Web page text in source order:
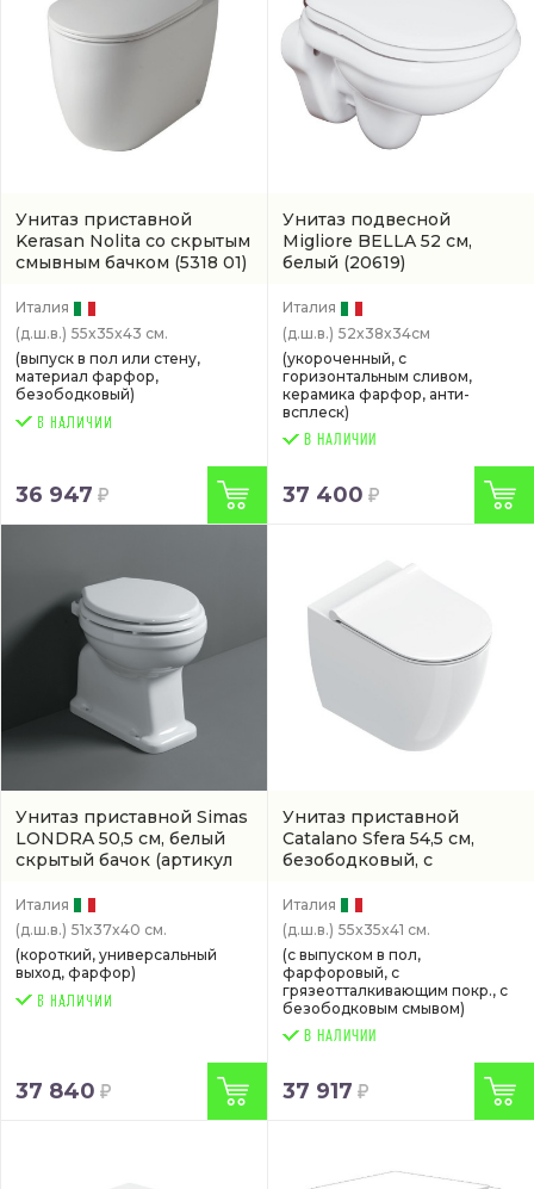
Унитаз приставной
Kerasan Nolita со скрытым
смывным бачком (5318 01)
Италия
(д.ш.в.) 55x35x43 см.
(выпуск в пол или стену,
материал фарфор,
безободковый)
36 947
Унитаз подвесной
Migliore BELLA 52 см,
белый (20619)
Италия
(д.ш.в.) 52x38x34см
(укороченный, с
горизонтальным сливом,
керамика фарфор, анти-
всплеск)
В НАЛИЧИИ
37 400
Унитаз приставной Simas
LONDRA 50,5 см, белый
скрытый бачок (артикул
Италия
(д.ш.в.) 51x37x40 см.
(короткий, универсальный
выход, фарфор)
37 840
Унитаз приставной
Catalano Sfera 54,5 см,
безободковый, с
встроенным в стену
бачком(0514550001)
Италия
(д.ш.в.) 55x35x41 см.
(с выпуском в пол,
фарфоровый, с
грязеотталкивающим покр., с
безободковым смывом)
В НАЛИЧИИ
37 917